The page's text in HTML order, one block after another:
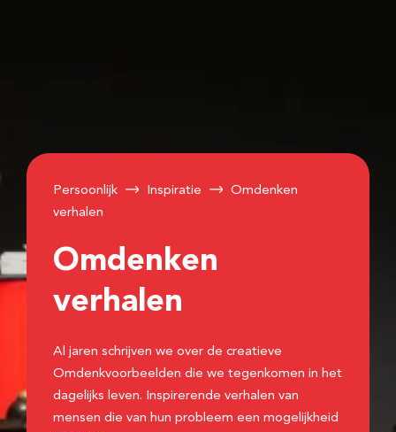
Persoonlijk Inspiratie
Omdenken
verhalen
Omdenken
verhalen
Al jaren schrijven we over de creatieve
Omdenkvoorbeelden die we tegenkomen in het
dagelijks leven. Inspirerende verhalen van
mensen die van hun probleem een mogelijkheid